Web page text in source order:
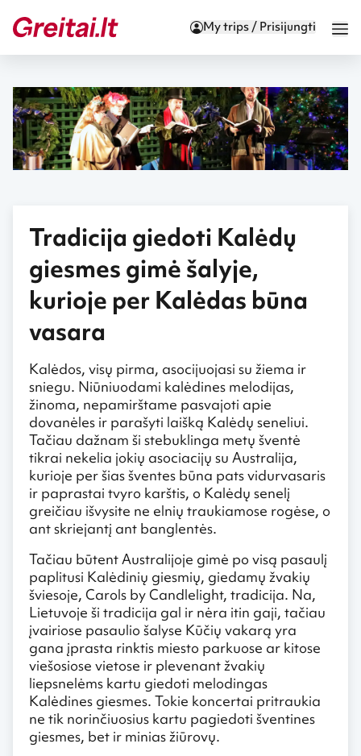
My trips / Prisijungti
Tradicija giedoti Kalėdų
giesmes gimė šalyje,
kurioje per Kalėdas būna
vasara
Kalėdos, visų pirma, asocijuojasi su žiema ir
sniegu. Niūniuodami kalėdines melodijas,
žinoma, nepamirštame pasvajoti apie
dovanėles ir parašyti laišką Kalėdų seneliui.
Tačiau dažnam ši stebuklinga metų šventė
tikrai nekelia jokių asociacijų su Australija,
kurioje per šias šventes būna pats vidurvasaris
ir paprastai tvyro karštis, o Kalėdų senelį
greičiau išvysite ne elnių traukiamose rogėse, o
ant skriejantį ant banglentės.
Tačiau būtent Australijoje gimė po visą pasaulį
paplitusi Kalėdinių giesmių, giedamų žvakių
šviesoje, Carols by Candlelight, tradicija. Na,
Lietuvoje ši tradicija gal ir nėra itin gaji, tačiau
įvairiose pasaulio šalyse Kūčių vakarą yra
gana įprasta rinktis miesto parkuose ar kitose
viešosiose vietose ir plevenant žvakių
liepsnelėms kartu giedoti melodingas
Kalėdines giesmes. Tokie koncertai pritraukia
ne tik norinčiuosius kartu pagiedoti šventines
giesmes, bet ir minias žiūrovų.